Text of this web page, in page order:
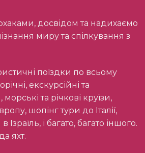
миру та спілкування з
екскурсійні та
та річкові круїзи,
шопінг тури до Італії,
і багато, багато іншого.
яхт.